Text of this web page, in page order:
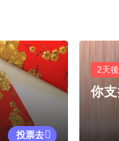
投票去
2天
你